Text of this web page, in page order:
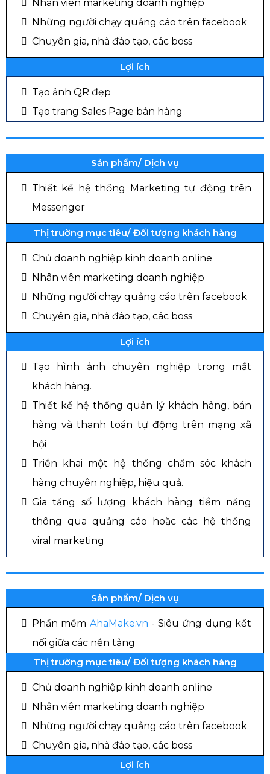
Nhân viên marketing doanh nghiệp
Những người chạy quảng cáo trên facebook
Chuyên gia, nhà đào tạo, các boss
Lợi ích
Tạo ảnh QR đẹp
Tạo trang Sales Page bán hàng
Sản phẩm/ Dịch vụ
Thiết kế hệ thống Marketing tự động trên
Messenger
Thị trường mục tiêu/ Đối tượng khách hàng
Chủ doanh nghiệp kinh doanh online
Nhân viên marketing doanh nghiệp
Những người chạy quảng cáo trên facebook
Chuyên gia, nhà đào tạo, các boss
Lợi ích
Tạo hình ảnh chuyên nghiệp trong mắt
khách hàng.
Thiết kế hệ thống quản lý khách hàng, bán
hàng và thanh toán tự động trên mạng xã
hội
Triển khai một hệ thống chăm sóc khách
hàng chuyên nghiệp, hiệu quả.
Gia tăng số lượng khách hàng tiềm năng
thông qua quảng cáo hoặc các hệ thống
viral marketing
Sản phẩm/ Dịch vụ
Phần mềm AhaMake.vn - Siêu ứng dụng kết
nối giữa các nền tảng
Thị trường mục tiêu/ Đối tượng khách hàng
Chủ doanh nghiệp kinh doanh online
Nhân viên marketing doanh nghiệp
Những người chạy quảng cáo trên facebook
Chuyên gia, nhà đào tạo, các boss
Lợi ích